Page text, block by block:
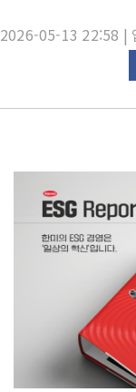
2026-05-13 22:58 |